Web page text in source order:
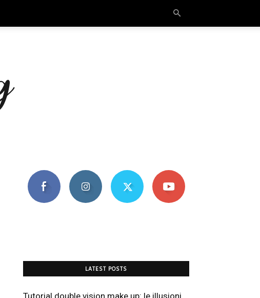
LATEST POSTS
Tutorial double vision make up: le illusioni